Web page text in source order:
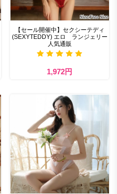
【セール開催中】セクシーテディ
(SEXYTEDDY) エロ ランジェリー
人気通販
1,972円